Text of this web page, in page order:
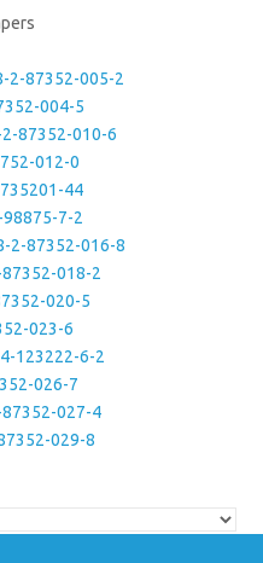
2-87352-005-2
004-5
2-87352-010-6
012-0
44
98875-7-2
2-87352-016-8
87352-018-2
020-5
023-6
123222-6-2
026-7
87352-027-4
029-8